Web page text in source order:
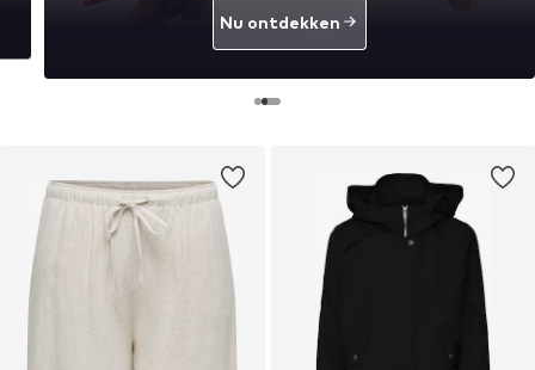
Nu ontdekken